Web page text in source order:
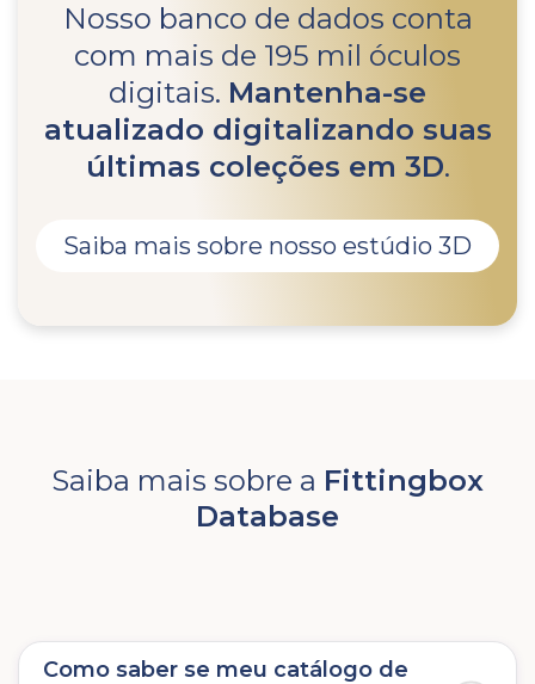
Nosso banco de dados conta
com mais de 195 mil óculos
digitais. Mantenha-se
atualizado digitalizando suas
últimas coleções em 3D.
Saiba mais sobre nosso estúdio 3D
Saiba mais sobre a Fittingbox
Database
Como saber se meu catálogo de